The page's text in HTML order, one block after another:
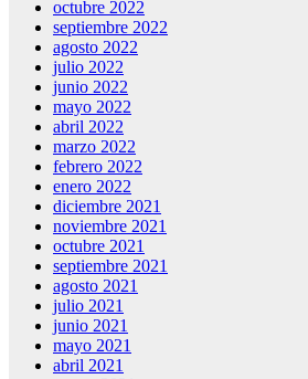
octubre 2022
septiembre 2022
agosto 2022
julio 2022
junio 2022
mayo 2022
abril 2022
marzo 2022
febrero 2022
enero 2022
diciembre 2021
noviembre 2021
octubre 2021
septiembre 2021
agosto 2021
julio 2021
junio 2021
mayo 2021
abril 2021